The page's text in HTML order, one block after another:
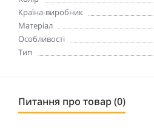
Країна-виробник
Матеріал
Особливості
Тип
Питання про товар (0)